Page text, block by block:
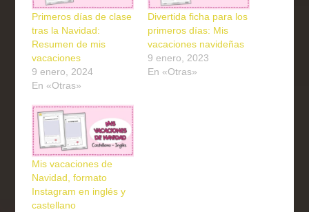
Primeros días de clase
tras la Navidad:
Resumen de mis
vacaciones
9 enero, 2024
En «Otras»
Divertida ficha para los
primeros días: Mis
vacaciones navideñas
9 enero, 2023
En «Otras»
Mis vacaciones de
Navidad, formato
Instagram en inglés y
castellano